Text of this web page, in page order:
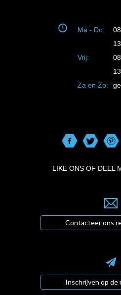
Ma - Do:
Vrij:
Za en Zo:
LIKE ONS OF DEEL
Contacteer ons
Inschrijven op de